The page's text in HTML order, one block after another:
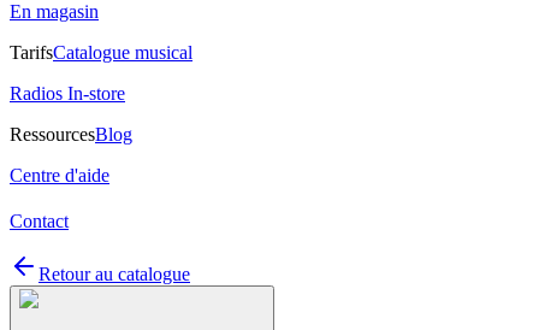
En magasin
TarifsCatalogue musical
Radios In-store
RessourcesBlog
Centre d'aide
Contact
Retour au catalogue